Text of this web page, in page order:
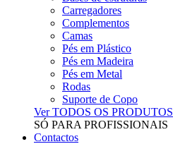
Carregadores
Complementos
Camas
Pés em Plástico
Pés em Madeira
Pés em Metal
Rodas
Suporte de Copo
Ver TODOS OS PRODUTOS
SÓ PARA PROFISSIONAIS
Contactos